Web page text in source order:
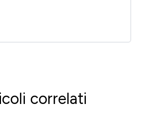
correlati